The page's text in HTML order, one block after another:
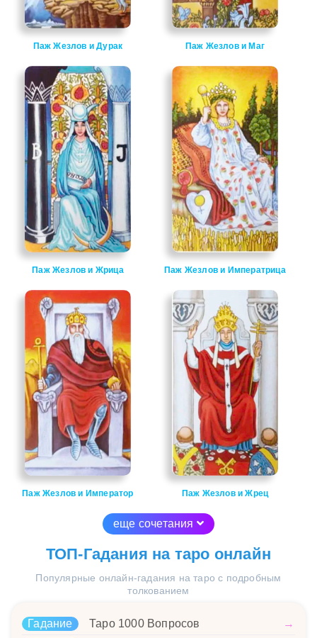
Паж Жезлов и Дурак Паж Жезлов и Маг
Паж Жезлов и Жрица Паж Жезлов и Императрица
Паж Жезлов и Император Паж Жезлов и Жрец
еще сочетания
ТОП-Гадания на таро онлайн
Популярные онлайн-гадания на таро с подробным
толкованием
Гадание Таро 1000 Вопросов
→